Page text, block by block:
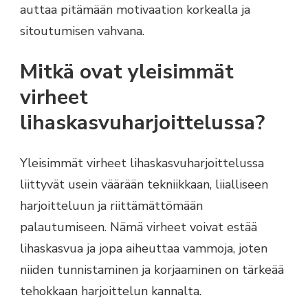
auttaa pitämään motivaation korkealla ja
sitoutumisen vahvana.
Mitkä ovat yleisimmät
virheet
lihaskasvuharjoittelussa?
Yleisimmät virheet lihaskasvuharjoittelussa
liittyvät usein väärään tekniikkaan, liialliseen
harjoitteluun ja riittämättömään
palautumiseen. Nämä virheet voivat estää
lihaskasvua ja jopa aiheuttaa vammoja, joten
niiden tunnistaminen ja korjaaminen on tärkeää
tehokkaan harjoittelun kannalta.